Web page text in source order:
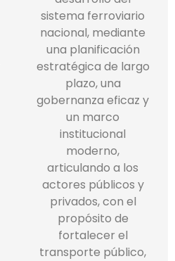
sistema ferroviario
nacional, mediante
una planificación
estratégica de largo
plazo, una
gobernanza eficaz y
un marco
institucional
moderno,
articulando a los
actores públicos y
privados, con el
propósito de
fortalecer el
transporte público,